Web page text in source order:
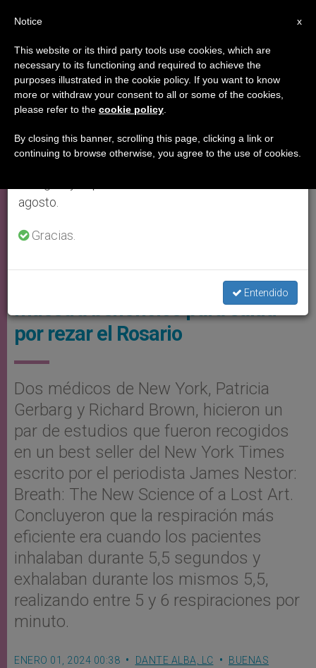
BUENAS NOTICIAS, ESPIRITUALIDAD,VIRGEN MARÍA
Ahora También Es Reconocido Por La Ciencia Como Una Fuente De
Segundo estudio científico
muestra beneficios para salud
por rezar el Rosario
Dos médicos de New York, Patricia
Gerbarg y Richard Brown, hicieron un
par de estudios que fueron recogidos
en un best seller del New York Times
escrito por el periodista James Nestor:
Breath: The New Science of a Lost Art.
Concluyeron que la respiración más
eficiente era cuando los pacientes
inhalaban durante 5,5 segundos y
exhalaban durante los mismos 5,5,
realizando entre 5 y 6 respiraciones por
minuto.
ENERO 01, 2024 00:38 DANTE ALBA, LC
BUENAS
×
Aviso importante
Del 27 de julio al 7 de agosto haremos la pausa
anual, aprovechando que en el periodo de verano
se generan menos informaciones y también el
agosto.
Gracias.
Entendido
x
Notice
This website or its third party tools use cookies, which are
necessary to its functioning and required to achieve the
purposes illustrated in the cookie policy. If you want to know
more or withdraw your consent to all or some of the cookies,
please refer to the cookie policy
By closing this banner, scrolling this page, clicking a link or
continuing to browse otherwise, you agree to the use of cookies.